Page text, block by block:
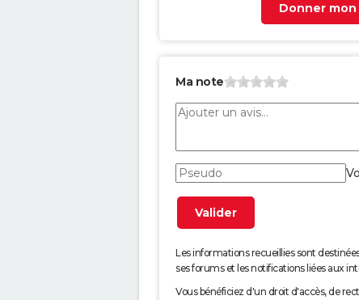
Donner mon
Ma note
Les informations recueillies sont
ses forums et les notifications liées aux
Vous bénéficiez d'un droit d'accès, de